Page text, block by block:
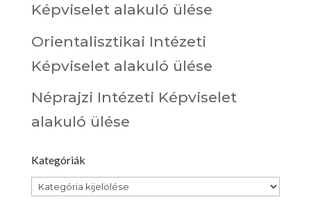
Képviselet alakuló ülése
Orientalisztikai Intézeti
Képviselet alakuló ülése
Néprajzi Intézeti Képviselet
alakuló ülése
Kategóriák
Kategóriák